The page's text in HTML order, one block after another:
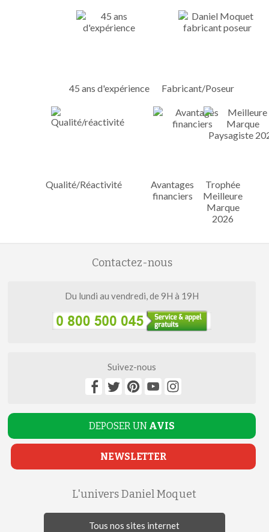
45 ans d'expérience Fabricant/Poseur
Qualité/Réactivité
Avantages
financiers
Trophée
Meilleure
Marque
2026
Contactez-nous
Du lundi au vendredi, de 9H à 19H
Suivez-nous
DEPOSER UN AVIS
NEWSLETTER
L'univers Daniel Moquet
Tous nos sites internet